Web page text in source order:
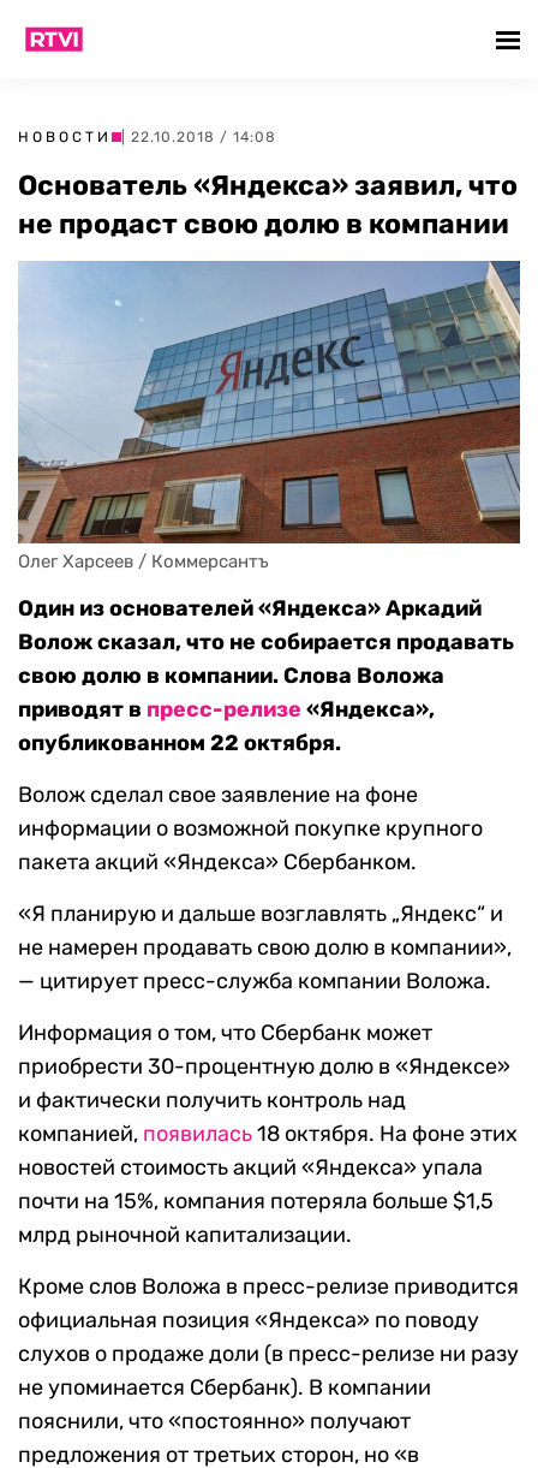
НОВОСТИ | 22.10.2018 / 14:08
Основатель «Яндекса» заявил, что
не продаст свою долю в компании
Олег Харсеев / Коммерсантъ
Один из основателей «Яндекса» Аркадий
Волож сказал, что не собирается продавать
свою долю в компании. Слова Воложа
приводят в пресс-релизе «Яндекса»,
опубликованном 22 октября.
Волож сделал свое заявление на фоне
информации о возможной покупке крупного
пакета акций «Яндекса» Сбербанком.
«Я планирую и дальше возглавлять „Яндекс“ и
не намерен продавать свою долю в компании»,
— цитирует пресс-служба компании Воложа.
Информация о том, что Сбербанк может
приобрести 30-процентную долю в «Яндексе»
и фактически получить контроль над
компанией, появилась18 октября. На фоне этих
новостей стоимость акций «Яндекса» упала
почти на 15%, компания потеряла больше $1,5
млрд рыночной капитализации.
Кроме слов Воложа в пресс-релизе приводится
официальная позиция «Яндекса» по поводу
слухов о продаже доли (в пресс-релизе ни разу
не упоминается Сбербанк). В компании
пояснили, что «постоянно» получают
предложения от третьих сторон, но «в